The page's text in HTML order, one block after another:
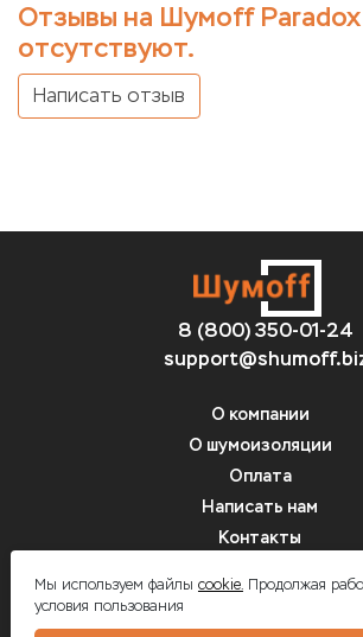
Отзывы на Шумoff Paradox
отсутствуют.
Написать отзыв
8 (800) 350-01-24
О компании
О шумоизоляции
Оплата
Написать нам
Контакты
Шумоff - шумоизоляция
Мы используем файлы cookie.Продолжая
условия пользования